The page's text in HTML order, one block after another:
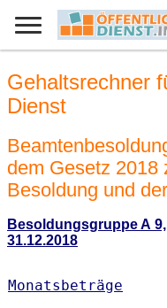
Gehaltsrechner
Dienst
dem Gesetz 2018
Besoldung und
Besoldungsgruppe A
31.12.2018
Monatsbeträge